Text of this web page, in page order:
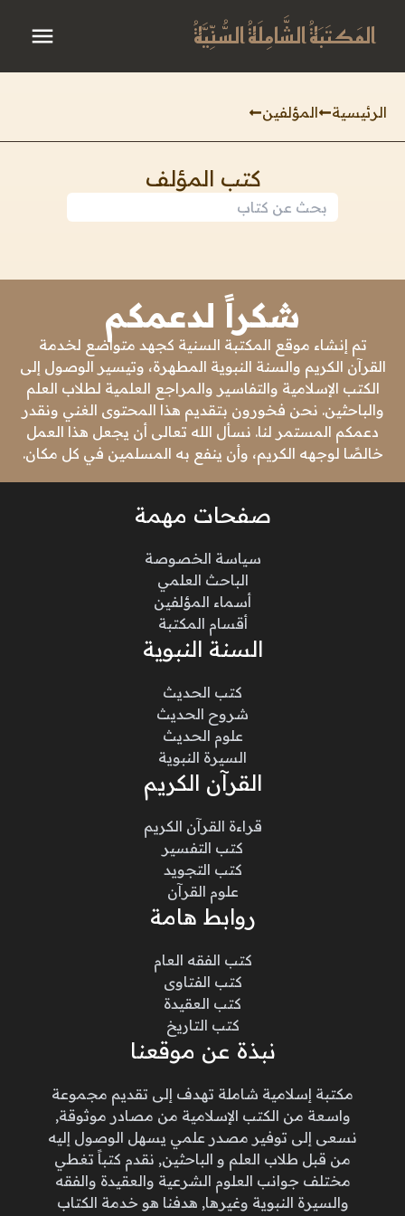
المَكتَبَةُ الشَّامِلَةُ السُّنِّيَّةُ
الرئيسية المؤلفين
كتب المؤلف
شكراً لدعمكم
تم إنشاء موقع المكتبة السنية كجهد متواضع لخدمة
القرآن الكريم والسنة النبوية المطهرة، وتيسير الوصول إلى
الكتب الإسلامية والتفاسير والمراجع العلمية لطلاب العلم
والباحثين. نحن فخورون بتقديم هذا المحتوى الغني ونقدر
دعمكم المستمر لنا. نسأل الله تعالى أن يجعل هذا العمل
خالصًا لوجهه الكريم، وأن ينفع به المسلمين في كل مكان.
صفحات مهمة
سياسة الخصوصة
الباحث العلمي
أسماء المؤلفين
أقسام المكتبة
السنة النبوية
كتب الحديث
شروح الحديث
علوم الحديث
السيرة النبوية
القرآن الكريم
قراءة القرآن الكريم
كتب التفسير
كتب التجويد
علوم القرآن
روابط هامة
كتب الفقه العام
كتب الفتاوى
كتب العقيدة
كتب التاريخ
نبذة عن موقعنا
مكتبة إسلامية شاملة تهدف إلى تقديم مجموعة
واسعة من الكتب الإسلامية من مصادر موثوقة,
نسعى إلى توفير مصدر علمي يسهل الوصول إليه
من قبل طلاب العلم و الباحثين, نقدم كتباً تغطي
مختلف جوانب العلوم الشرعية والعقيدة والفقه
والسيرة النبوية وغيرها, هدفنا هو خدمة الكتاب